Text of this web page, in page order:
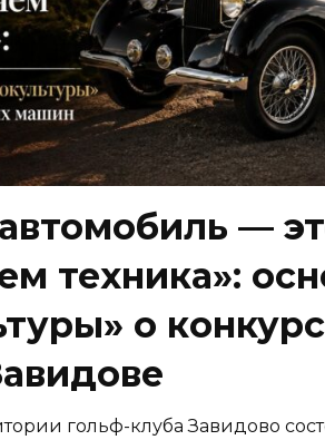
—
техника»:
о
гольф-клуба Завидово